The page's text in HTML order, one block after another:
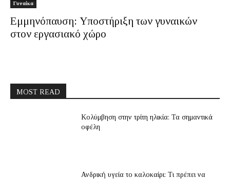
Γυναίκα
Εμμηνόπαυση: Υποστήριξη των γυναικών
στον εργασιακό χώρο
MOST READ
Κολύμβηση στην τρίτη ηλικία: Τα σημαντικά
οφέλη
Ανδρική υγεία το καλοκαίρι: Τι πρέπει να